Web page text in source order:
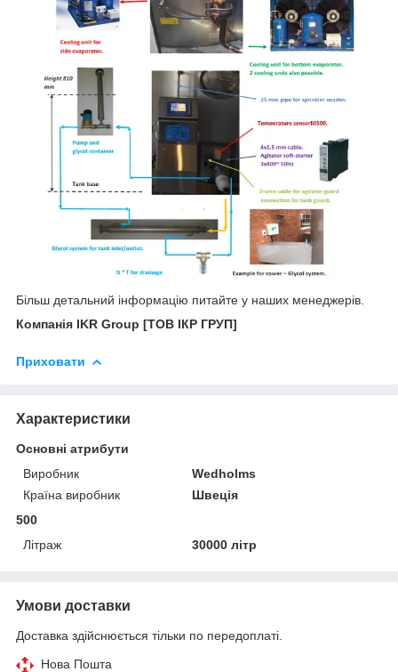
Більш детальний інформацію питайте у наших менеджерів.
Компанія IKR Group [ТОВ ІКР ГРУП]
Приховати
Характеристики
Основні атрибути
Виробник
Wedholms
Країна виробник
Швеція
500
Літраж
30000 літр
Умови доставки
Доставка здійснюється тільки по передоплаті.
Нова Пошта